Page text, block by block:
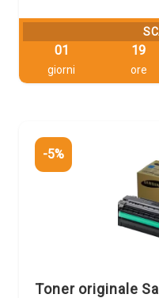
01
giorni
19
ore
-5%
Toner originale